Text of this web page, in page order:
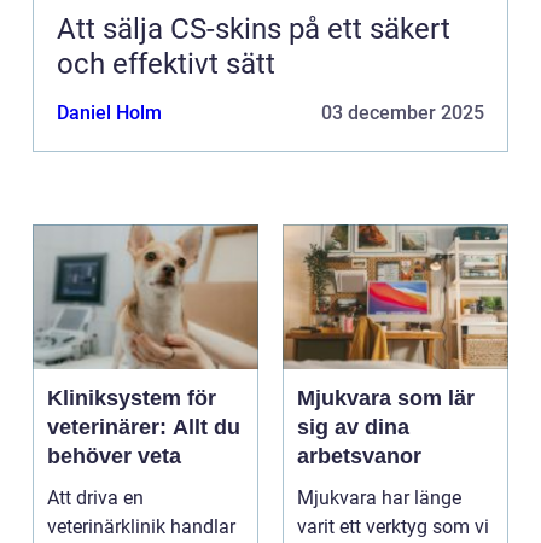
Att sälja CS-skins på ett säkert
och effektivt sätt
Daniel Holm 03 december 2025
Kliniksystem för
veterinärer: Allt du
behöver veta
Att driva en
veterinärklinik handlar
Mjukvara som lär
sig av dina
arbetsvanor
Mjukvara har länge
varit ett verktyg som vi